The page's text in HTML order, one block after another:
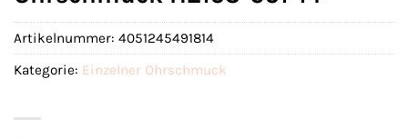
Artikelnummer: 4051245491814
Kategorie: Einzelner Ohrschmuck